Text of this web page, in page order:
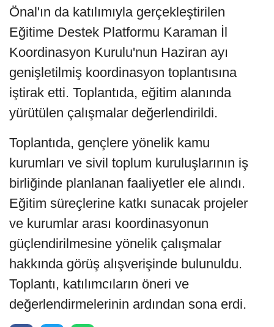
Önal'ın da katılımıyla gerçekleştirilen
Eğitime Destek Platformu Karaman İl
Koordinasyon Kurulu'nun Haziran ayı
genişletilmiş koordinasyon toplantısına
iştirak etti. Toplantıda, eğitim alanında
yürütülen çalışmalar değerlendirildi.
Toplantıda, gençlere yönelik kamu
kurumları ve sivil toplum kuruluşlarının iş
birliğinde planlanan faaliyetler ele alındı.
Eğitim süreçlerine katkı sunacak projeler
ve kurumlar arası koordinasyonun
güçlendirilmesine yönelik çalışmalar
hakkında görüş alışverişinde bulunuldu.
Toplantı, katılımcıların öneri ve
değerlendirmelerinin ardından sona erdi.